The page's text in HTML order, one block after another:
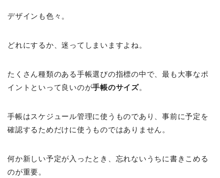
デザインも色々。
どれにするか、迷ってしまいますよね。
たくさん種類のある手帳選びの指標の中で、最も大事なポ
イントといって良いのが手帳のサイズ。
手帳はスケジュール管理に使うものであり、事前に予定を
確認するためだけに使うものではありません。
何か新しい予定が入ったとき、忘れないうちに書きこめる
のが重要。